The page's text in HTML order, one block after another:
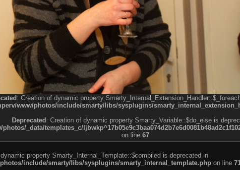
: Creation of dynamic property
www/photos/include/smarty/libs/sysplugins/
Deprecated: Creation of dynamic property Smarty_Variable::$do_else is
_data/templates_c/
on line 67
property Smarty_Internal_Template::$compiled is deprecated in
include/smarty/libs/sysplugins/smarty_internal_template.php on line